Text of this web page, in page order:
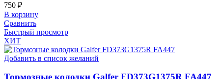
750 ₽
В корзину
Сравнить
Быстрый просмотр
ХИТ
Добавить в список желаний
Тормозные колодки Galfer FD373G1375R FA447